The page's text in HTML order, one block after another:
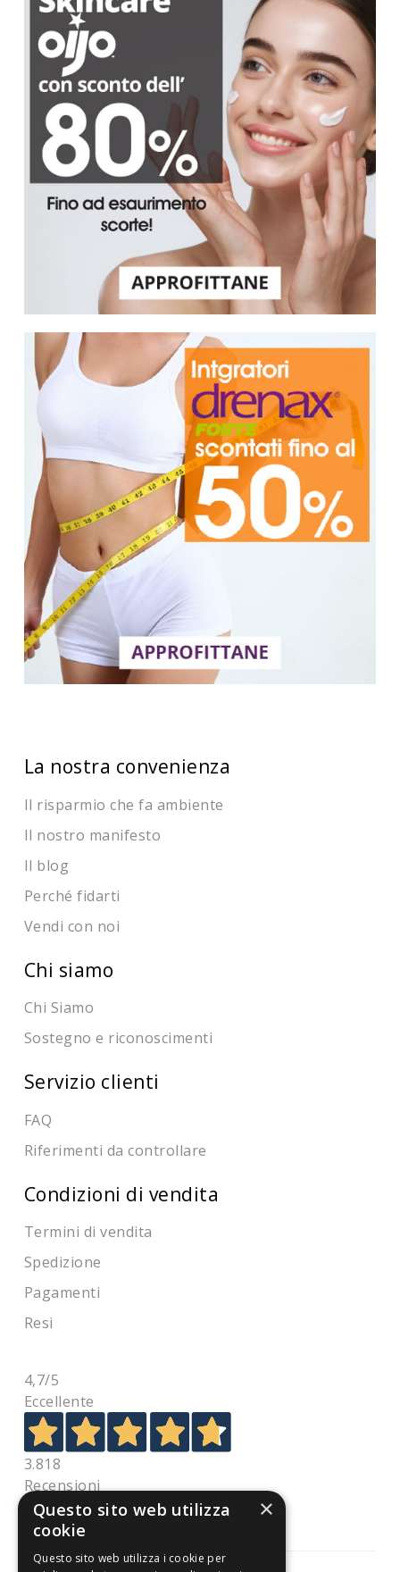
La nostra convenienza
Il risparmio che fa ambiente
Il nostro manifesto
Il blog
Perché fidarti
Vendi con noi
Chi siamo
Chi Siamo
Sostegno e riconoscimenti
Servizio clienti
FAQ
Riferimenti da controllare
Condizioni di vendita
Termini di vendita
Spedizione
Pagamenti
Resi
4,7/5
Eccellente
3.818
Recensioni
×
Questo sito web utilizza
cookie
Questo sito web utilizza i cookie per